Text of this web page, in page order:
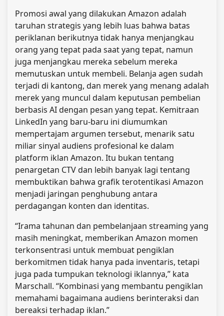
Promosi awal yang dilakukan Amazon adalah
taruhan strategis yang lebih luas bahwa batas
periklanan berikutnya tidak hanya menjangkau
orang yang tepat pada saat yang tepat, namun
juga menjangkau mereka sebelum mereka
memutuskan untuk membeli. Belanja agen sudah
terjadi di kantong, dan merek yang menang adalah
merek yang muncul dalam keputusan pembelian
berbasis AI dengan pesan yang tepat. Kemitraan
LinkedIn yang baru-baru ini diumumkan
mempertajam argumen tersebut, menarik satu
miliar sinyal audiens profesional ke dalam
platform iklan Amazon. Itu bukan tentang
penargetan CTV dan lebih banyak lagi tentang
membuktikan bahwa grafik terotentikasi Amazon
menjadi jaringan penghubung antara
perdagangan konten dan identitas.
“Irama tahunan dan pembelanjaan streaming yang
masih meningkat, memberikan Amazon momen
terkonsentrasi untuk membuat pengiklan
berkomitmen tidak hanya pada inventaris, tetapi
juga pada tumpukan teknologi iklannya,” kata
Marschall. “Kombinasi yang membantu pengiklan
memahami bagaimana audiens berinteraksi dan
bereaksi terhadap iklan.”